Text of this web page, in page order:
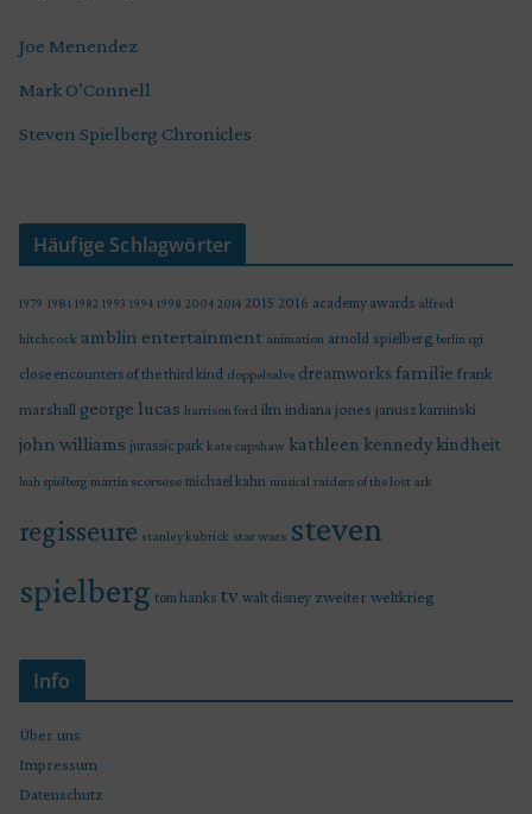
Joe Menendez
Mark O’Connell
Steven Spielberg Chronicles
Häufige Schlagwörter
1979 1981 1982 1993 1994 1998 2004 2014 2015 2016 academy awards alfred
hitchcock amblin entertainment animation arnold spielberg berlin cgi
close encounters of the third kind doppelsalve dreamworks familie frank
marshall george lucas harrison ford ilm indiana jones janusz kaminski
john williams jurassic park kate capshaw kathleen kennedy kindheit
leah spielberg martin scorsese michael kahn musical raiders of the lost ark
regisseure stanley kubrick star wars steven
spielberg tom hanks tv walt disney zweiter weltkrieg
Info
Über uns
Impressum
Datenschutz